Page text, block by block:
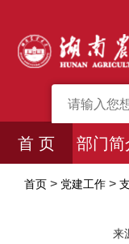
首 页 部门简
首页 > 党建工作 >
来